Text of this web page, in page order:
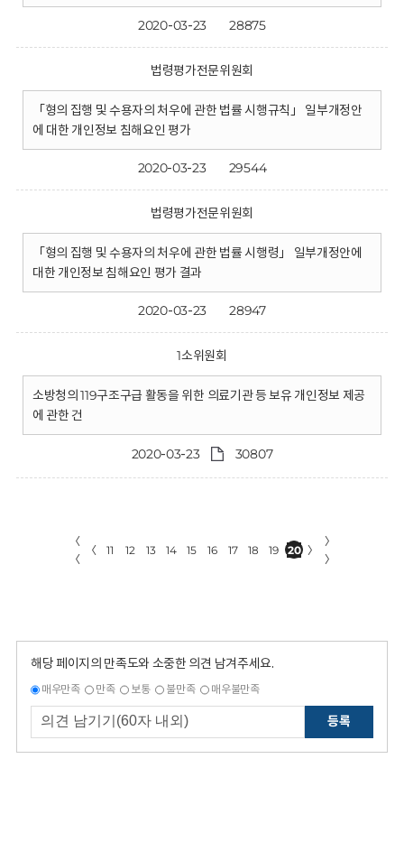
2020-03-23 28875
법령평가전문위원회
「형의 집행 및 수용자의 처우에 관한 법률 시행규칙」 일부개정안
에 대한 개인정보 침해요인 평가
2020-03-23 29544
법령평가전문위원회
「형의 집행 및 수용자의 처우에 관한 법률 시행령」 일부개정안에
대한 개인정보 침해요인 평가 결과
2020-03-23 28947
1소위원회
소방청의 119구조구급 활동을 위한 의료기관 등 보유 개인정보 제공
에 관한 건
2020-03-23 30807
〈
〈
〈 11 12 13 14 15 16 17 18 19 20 〉
〉
〉
해당 페이지의 만족도와 소중한 의견 남겨주세요.
매우만족 만족 보통 불만족 매우불만족
등록